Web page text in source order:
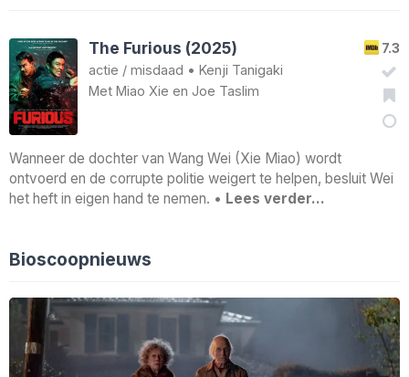
7.3
The Furious (2025)
actie / misdaad • Kenji Tanigaki
Met Miao Xie en Joe Taslim
Wanneer de dochter van Wang Wei (Xie Miao) wordt
ontvoerd en de corrupte politie weigert te helpen, besluit Wei
het heft in eigen hand te nemen. • Lees verder…
Bioscoopnieuws